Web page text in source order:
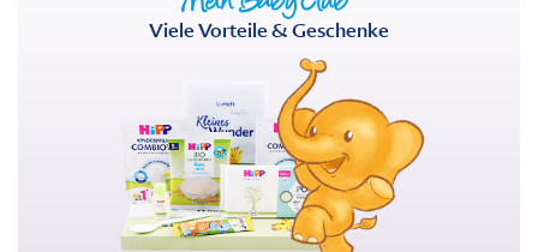
Viele Vorteile & Geschenke